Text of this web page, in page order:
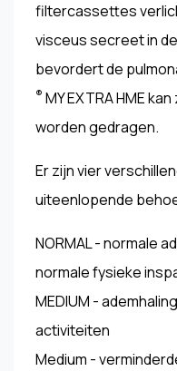
filtercassettes
visceus secreet in
bevordert de
® MY EXTRA HME
worden gedragen.
Er zijn vier
uiteenlopende
NORMAL - normale
normale fysieke
MEDIUM -
activiteiten
Medium -